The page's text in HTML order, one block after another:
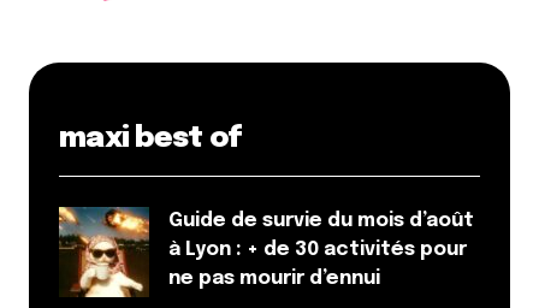
connais en mécanique !
Répondre
Super article qui donne bien envie d’y aller! Merci!
En revanche un peu déçu de la réponse au
30 octobre 2014 à 19 h 41 min
maxi best of
Guide de survie du mois d’août
à Lyon : + de 30 activités pour
ne pas mourir d’ennui